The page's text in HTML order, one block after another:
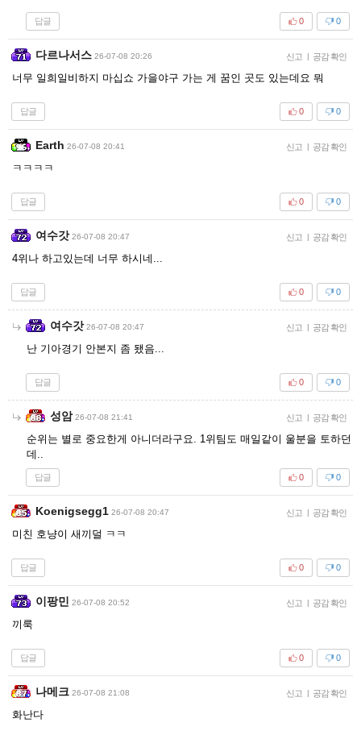
답글 0
0
다르나서스 26-07-08 20:26 신고 | 공감 확인
너무 일희일비하지 마십쇼 가을야구 가는 게 꿈인 곳도 있는데요 뭐
답글 0
0
Earth 26-07-08 20:41 신고 | 공감 확인
ㅋㅋㅋㅋ
답글 0
0
여수갓 26-07-08 20:47 신고 | 공감 확인
4위나 하고있는데 너무 하시네...
답글 0
0
여수갓 26-07-08 20:47 신고 | 공감 확인
난 기아경기 안본지 좀 됐음...
답글 0
0
성암 26-07-08 21:41 신고 | 공감 확인
순위는 별로 중요한게 아니더라구요. 1위팀도 매일같이 울분을 토하던
데..
답글 0
0
Koenigsegg1 26-07-08 20:47 신고 | 공감 확인
미친 호냥이 새끼덜 ㅋㅋ
답글 0
0
이팡민 26-07-08 20:52 신고 | 공감 확인
끼룩
답글 0
0
나메크 26-07-08 21:08 신고 | 공감 확인
화난다